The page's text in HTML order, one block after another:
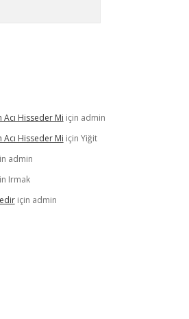
Hisseder Mi için admin
Hisseder Mi için Yiğit
admin
Irmak
için admin